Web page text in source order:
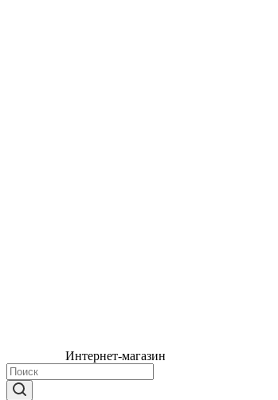
Интернет-магазин